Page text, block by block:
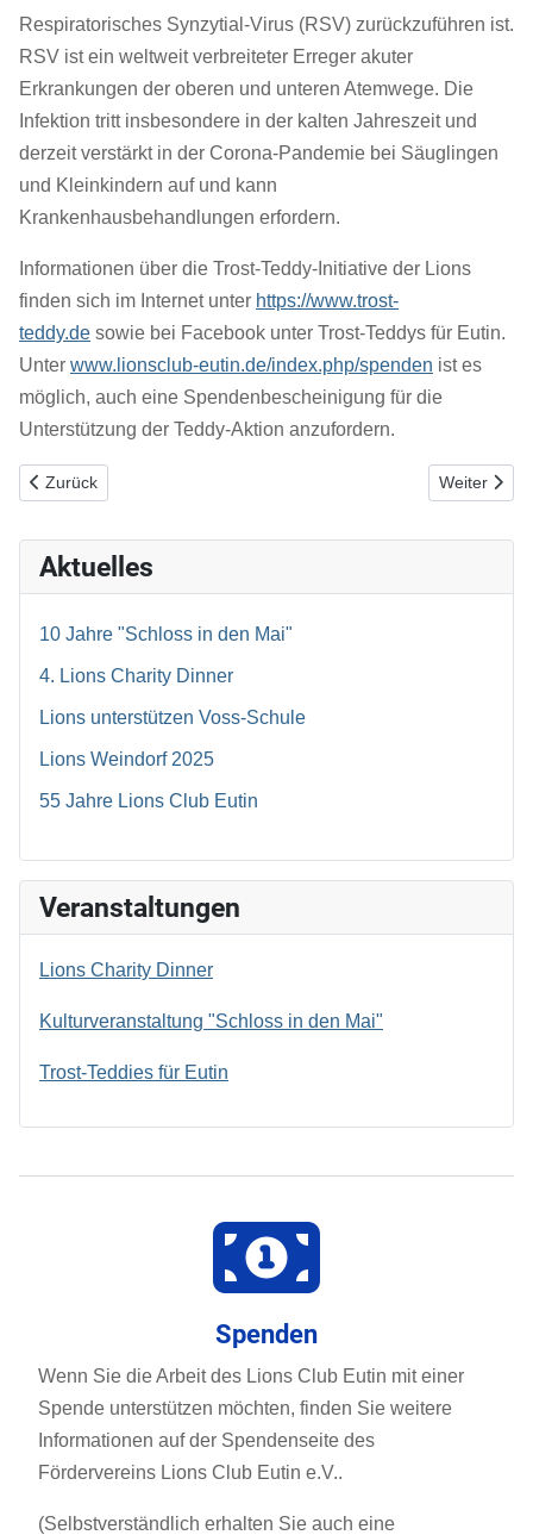
Respiratorisches Synzytial-Virus (RSV) zurückzuführen ist.
RSV ist ein weltweit verbreiteter Erreger akuter
Erkrankungen der oberen und unteren Atemwege. Die
Infektion tritt insbesondere in der kalten Jahreszeit und
derzeit verstärkt in der Corona-Pandemie bei Säuglingen
und Kleinkindern auf und kann
Krankenhausbehandlungen erfordern.
Informationen über die Trost-Teddy-Initiative der Lions
finden sich im Internet unter https://www.trost-
teddy.de sowie bei Facebook unter Trost-Teddys für Eutin.
Unter www.lionsclub-eutin.de/index.php/spenden ist es
möglich, auch eine Spendenbescheinigung für die
Unterstützung der Teddy-Aktion anzufordern.
Vorheriger Beitrag: Spendenaufruf für Trost-Teddys
Zurück Nächster
Weiter
Aktuelles
10 Jahre "Schloss in den Mai"
4. Lions Charity Dinner
Lions unterstützen Voss-Schule
Lions Weindorf 2025
55 Jahre Lions Club Eutin
Veranstaltungen
Lions Charity Dinner
Kulturveranstaltung "Schloss in den Mai"
Trost-Teddies für Eutin
Spenden
Wenn Sie die Arbeit des Lions Club Eutin mit einer
Spende unterstützen möchten, finden Sie weitere
Informationen auf der Spendenseite des
Fördervereins Lions Club Eutin e.V..
(Selbstverständlich erhalten Sie auch eine